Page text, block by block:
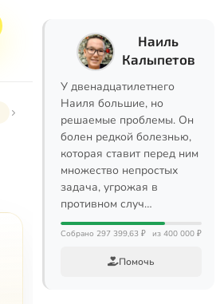
Наиль
Калыпетов
У двенадцатилетнего
Наиля большие, но
решаемые проблемы. Он
болен редкой болезнью,
которая ставит перед ним
множество непростых
задача, угрожая в
противном случ…
Собрано 297 399,63 ₽ из 400 000 ₽
Помочь